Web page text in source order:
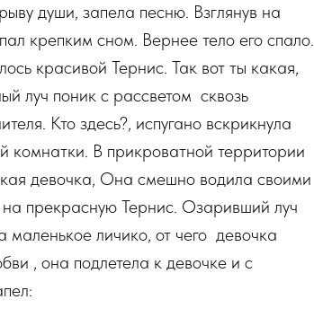
души, запела песню. Взглянув на
крепким сном. Вернее тело его спало.
красивой Тернис. Так вот ты какая,
луч поник с рассветом сквозь
Кто здесь?, испугано вскрикнула
комнатки. В прикроватной территории
девочка, Она смешно водила своими
прекрасную Тернис. Озаривший луч
маленькое личико, от чего девочка
, она подлетела к девочке и с